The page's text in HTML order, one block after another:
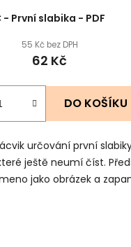
- První slabika - PDF
55 Kč bez DPH
62 Kč
DO KOŠÍKU
určování první
ještě neumí číst.
jako obrázek a